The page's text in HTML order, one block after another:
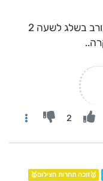
הם נותנים גם היום גשם מעורב בשלג לשעה 2
2
🥇זוכה תחרות הצילום🥇